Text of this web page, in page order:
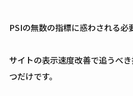
PSIの無数の指標に惑わされる必
サイトの表示速度改善で追うべ
つだけです。